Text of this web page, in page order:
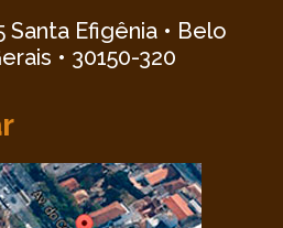
Santa Efigênia • Belo
• 30150-320